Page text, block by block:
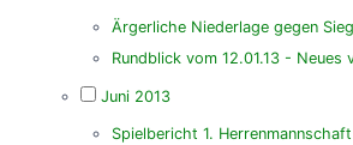
Ärgerliche Niederlage gegen
Rundblick vom 12.01.13 - Neues
Juni 2013
Spielbericht 1. Herrenmannschaft